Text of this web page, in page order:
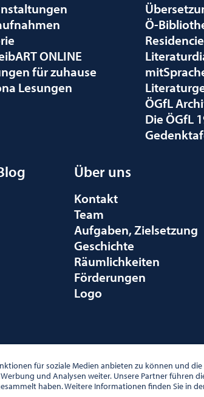
ONLINE
für zuhause
Lesungen
Ö-
ÖGfL
Die ÖGfL
Über uns
Kontakt
Team
Aufgaben, Zielsetzung
Geschichte
Räumlichkeiten
Förderungen
Logo
WIEN
für soziale Medien anbieten zu können und
und Analysen weiter. Unsere Partner
haben. Weitere Informationen finden Sie in